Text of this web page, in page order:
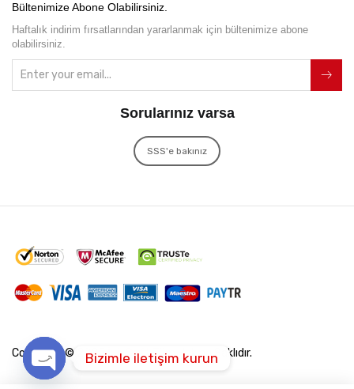
Bültenimize Abone Olabilirsiniz.
Haftalık indirim fırsatlarından yararlanmak için bültenimize abone
olabilirsiniz.
Sorularınız varsa
SSS'e bakınız
Copyright © 2022İxir SoftTüm Hakları Saklıdır.
Bizimle iletişim kurun